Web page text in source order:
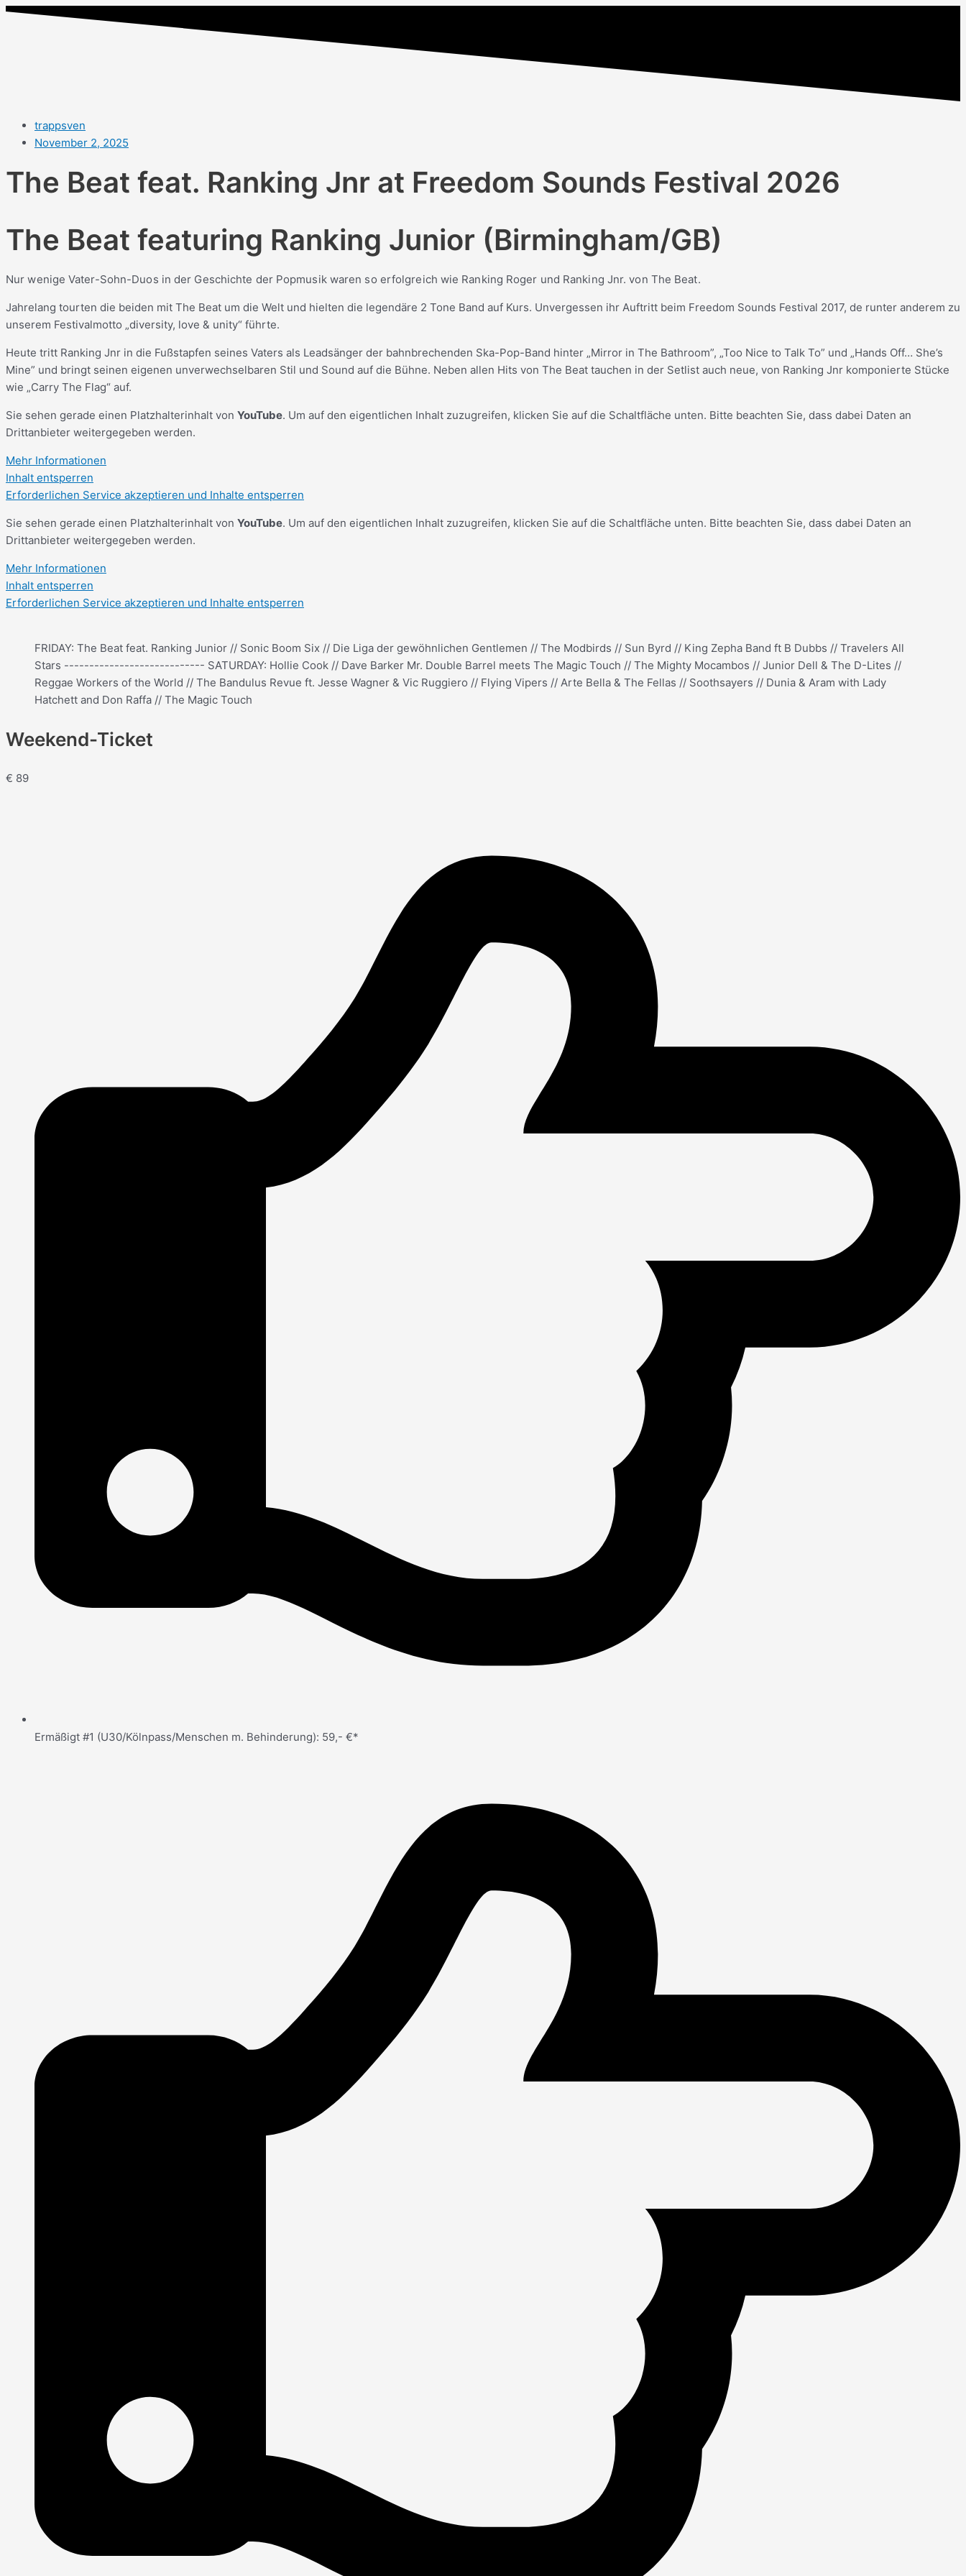
trappsven
November 2, 2025
The Beat feat. Ranking Jnr at Freedom Sounds Festival 2026
The Beat featuring Ranking Junior (Birmingham/GB)
Nur wenige Vater-Sohn-Duos in der Geschichte der Popmusik waren so erfolgreich wie Ranking Roger und Ranking Jnr. von The Beat.
Jahrelang tourten die beiden mit The Beat um die Welt und hielten die legendäre 2 Tone Band auf Kurs. Unvergessen ihr Auftritt beim Freedom Sounds Festival 2017, de runter anderem zu
unserem Festivalmotto „diversity, love & unity“ führte.
Heute tritt Ranking Jnr in die Fußstapfen seines Vaters als Leadsänger der bahnbrechenden Ska-Pop-Band hinter „Mirror in The Bathroom”, „Too Nice to Talk To” und „Hands Off… She’s
Mine” und bringt seinen eigenen unverwechselbaren Stil und Sound auf die Bühne. Neben allen Hits von The Beat tauchen in der Setlist auch neue, von Ranking Jnr komponierte Stücke
wie „Carry The Flag“ auf.
Sie sehen gerade einen Platzhalterinhalt von YouTube. Um auf den eigentlichen Inhalt zuzugreifen, klicken Sie auf die Schaltfläche unten. Bitte beachten Sie, dass dabei Daten an
Drittanbieter weitergegeben werden.
Mehr Informationen
Inhalt entsperren
Erforderlichen Service akzeptieren und Inhalte entsperren
Sie sehen gerade einen Platzhalterinhalt von YouTube. Um auf den eigentlichen Inhalt zuzugreifen, klicken Sie auf die Schaltfläche unten. Bitte beachten Sie, dass dabei Daten an
Drittanbieter weitergegeben werden.
Mehr Informationen
Inhalt entsperren
Erforderlichen Service akzeptieren und Inhalte entsperren
FRIDAY: The Beat feat. Ranking Junior // Sonic Boom Six // Die Liga der gewöhnlichen Gentlemen // The Modbirds // Sun Byrd // King Zepha Band ft B Dubbs // Travelers All
Stars​ ---------------------------- SATURDAY: Hollie Cook // Dave Barker Mr. Double Barrel meets The Magic Touch // The Mighty Mocambos // Junior Dell & The D-Lites //
Reggae Workers of the World // The Bandulus Revue ft. Jesse Wagner & Vic Ruggiero // Flying Vipers // Arte Bella & The Fellas // Soothsayers // Dunia & Aram with Lady
Hatchett and Don Raffa // The Magic Touch​
Weekend-Ticket
€ 89
Ermäßigt #1 (U30/Kölnpass/Menschen m. Behinderung): 59,- €*